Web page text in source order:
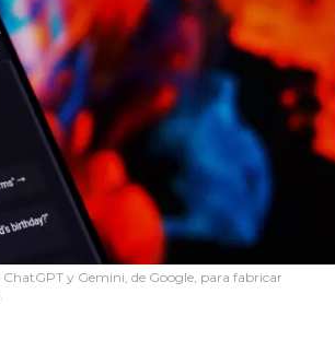
y Gemini, de Google, para fabricar